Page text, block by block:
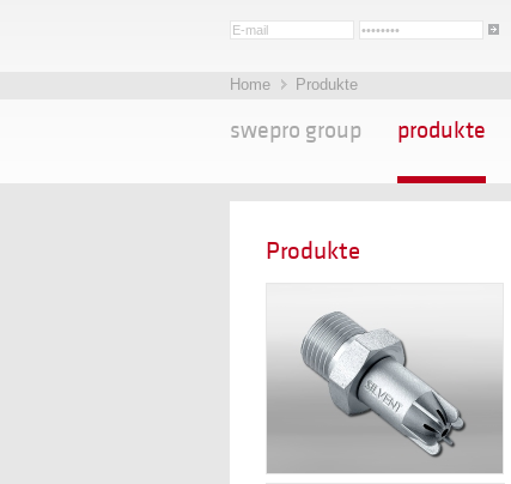
Home Produkte
swepro group produkte
Produkte